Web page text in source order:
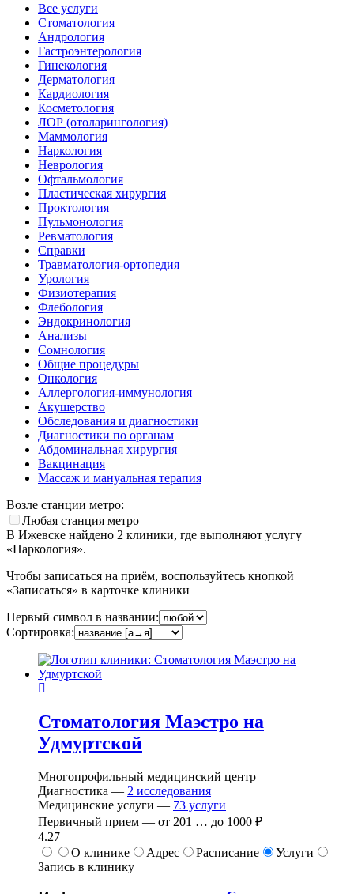
Все услуги
Стоматология
Андрология
Гастроэнтерология
Гинекология
Дерматология
Кардиология
Косметология
ЛОР (отоларингология)
Маммология
Наркология
Неврология
Офтальмология
Пластическая хирургия
Проктология
Пульмонология
Ревматология
Справки
Травматология-ортопедия
Урология
Физиотерапия
Флебология
Эндокринология
Анализы
Сомнология
Общие процедуры
Онкология
Аллергология-иммунология
Акушерство
Обследования и диагностики
Диагностики по органам
Абдоминальная хирургия
Вакцинация
Массаж и мануальная терапия
Возле станции метро:
Любая станция метро
В Ижевске найдено 2 клиники, где выполняют услугу
«Наркология».
Чтобы записаться на приём, воспользуйтесь кнопкой
«Записаться» в карточке клиники
Первый символ в названии:
Сортировка:
Стоматология Маэстро на
Удмуртской
Многопрофильный медицинский центр
Диагностика — 2 исследования
Медицинские услуги — 73 услуги
Первичный прием — от 201 … до 1000 ₽
4.27
О клинике
Адрес Расписание
Услуги
Запись в клинику